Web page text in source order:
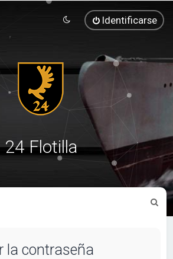
Identificarse
24 Flotilla
la contraseña